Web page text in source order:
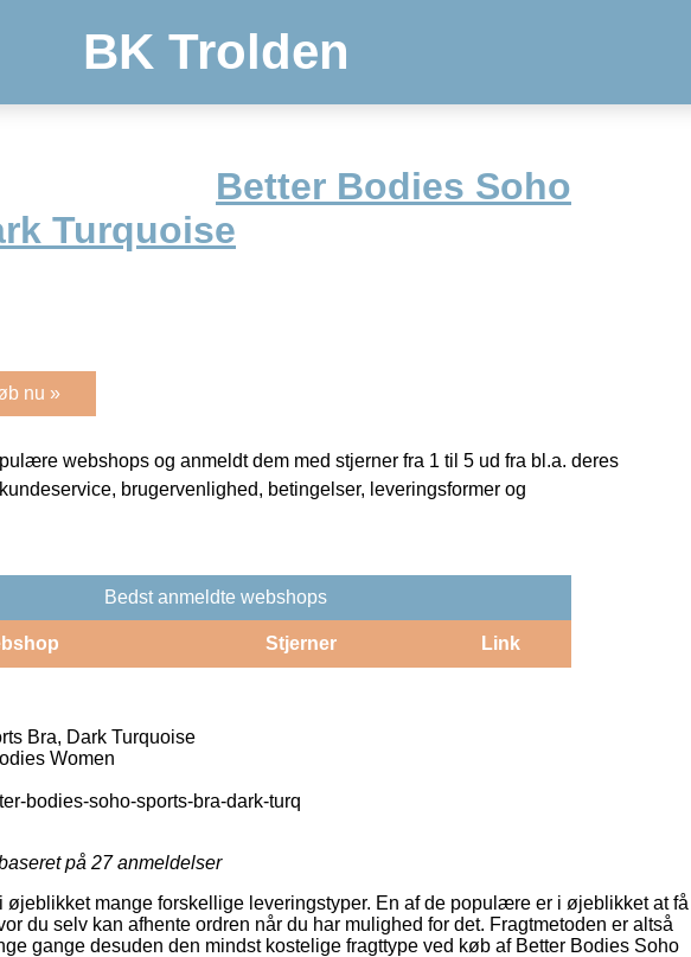
BK Trolden
Better Bodies Soho
Turquoise
nu »
webshops og anmeldt dem med stjerner fra 1 til 5 ud fra bl.a. deres
brugervenlighed, betingelser, leveringsformer og
Bedst anmeldte webshops
Stjerner Link
Bra, Dark Turquoise
Women
bodies-soho-sports-bra-dark-turq
på 27anmeldelser
øjeblikket mange forskellige leveringstyper. En af de populære er i øjeblikket at få
du selv kan afhente ordren når du har mulighed for det. Fragtmetoden er altså
gange desuden den mindst kostelige fragttype ved køb af Better Bodies Soho